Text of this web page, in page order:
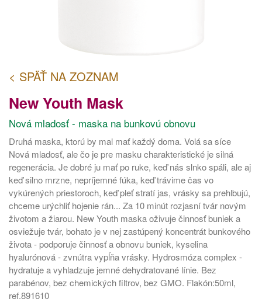
< SPÄŤ NA ZOZNAM
New Youth Mask
Nová mladosť - maska na bunkovú obnovu
Druhá maska, ktorú by mal mať každý doma. Volá sa síce
Nová mladosť, ale čo je pre masku charakteristické je silná
regenerácia. Je dobré ju mať po ruke, keď nás slnko spáli, ale aj
keď silno mrzne, nepríjemné fúka, keď trávime čas vo
vykúrených priestoroch, keď pleť stratí jas, vrásky sa prehlbujú,
chceme urýchliť hojenie rán... Za 10 minút rozjasní tvár novým
životom a žiarou. New Youth maska oživuje činnosť buniek a
osviežuje tvár, bohato je v nej zastúpený koncentrát bunkového
života - podporuje činnosť a obnovu buniek, kyselina
hyalurónová - zvnútra vypĺňa vrásky. Hydrosmóza complex -
hydratuje a vyhladzuje jemné dehydratované línie. Bez
parabénov, bez chemických filtrov, bez GMO. Flakón:50ml,
ref.891610